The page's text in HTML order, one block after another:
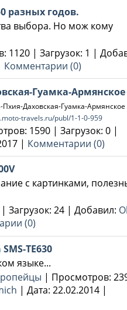
разных годов.
выбора. Но мож кому
1120 | Загрузок: 1 |
Комментарии (0)
Гуамка-Армянское
Даховская-Гуамка-Армянское
travels.ru/publ/1-1-0-959
1590 | Загрузок: 0 |
| Комментарии (0)
с картинками,
| Загрузок: 24 | Добавил:
(0)
TE630
языке...
| Просмотров:
| Дата: 22.02.2014 |